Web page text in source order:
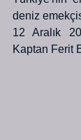
deniz
12 Aralık
Kaptan Ferit